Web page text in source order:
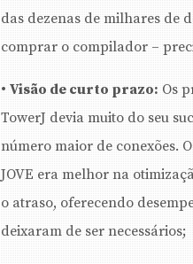
das dezenas de milhares de
comprar o compilador –
• Visão de curto prazo: Os
TowerJ devia muito do seu
número maior de conexões.
JOVE era melhor na
o atraso, oferecendo
deixaram de ser necessários;